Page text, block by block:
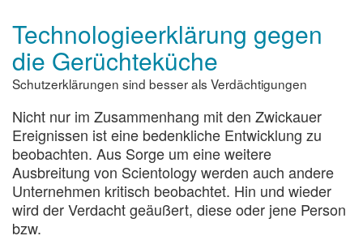
Technologieerklärung gegen
die Gerüchteküche
Schutzerklärungen sind besser als Verdächtigungen
Nicht nur im Zusammenhang mit den Zwickauer
Ereignissen ist eine bedenkliche Entwicklung zu
beobachten. Aus Sorge um eine weitere
Ausbreitung von Scientology werden auch andere
Unternehmen kritisch beobachtet. Hin und wieder
wird der Verdacht geäußert, diese oder jene Person
bzw.